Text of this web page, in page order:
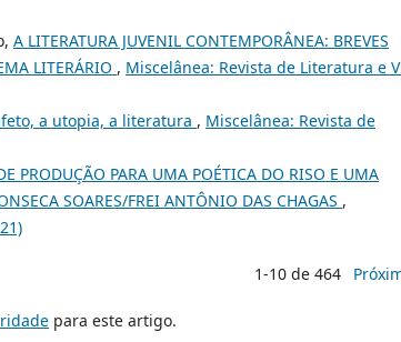
A LITERATURA JUVENIL CONTEMPORÂNEA: BREVES
LITERÁRIO , Miscelânea: Revista de Literatura e
a utopia, a literatura , Miscelânea: Revista de
PRODUÇÃO PARA UMA POÉTICA DO RISO E UMA
SOARES/FREI ANTÔNIO DAS CHAGAS ,
1-10 de 464
para este artigo.